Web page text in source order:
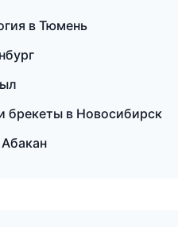
в Тюмень
брекеты в Новосибирск